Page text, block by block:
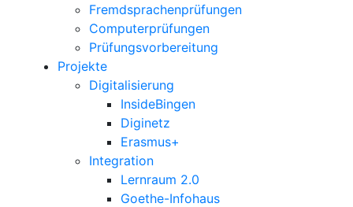
Fremdsprachenprüfungen
Computerprüfungen
Prüfungsvorbereitung
Projekte
Digitalisierung
InsideBingen
Diginetz
Erasmus+
Integration
Lernraum 2.0
Goethe-Infohaus